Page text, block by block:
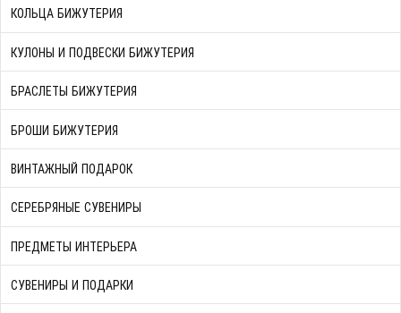
КОЛЬЦА БИЖУТЕРИЯ
КУЛОНЫ И ПОДВЕСКИ БИЖУТЕРИЯ
БРАСЛЕТЫ БИЖУТЕРИЯ
БРОШИ БИЖУТЕРИЯ
ВИНТАЖНЫЙ ПОДАРОК
СЕРЕБРЯНЫЕ СУВЕНИРЫ
ПРЕДМЕТЫ ИНТЕРЬЕРА
СУВЕНИРЫ И ПОДАРКИ